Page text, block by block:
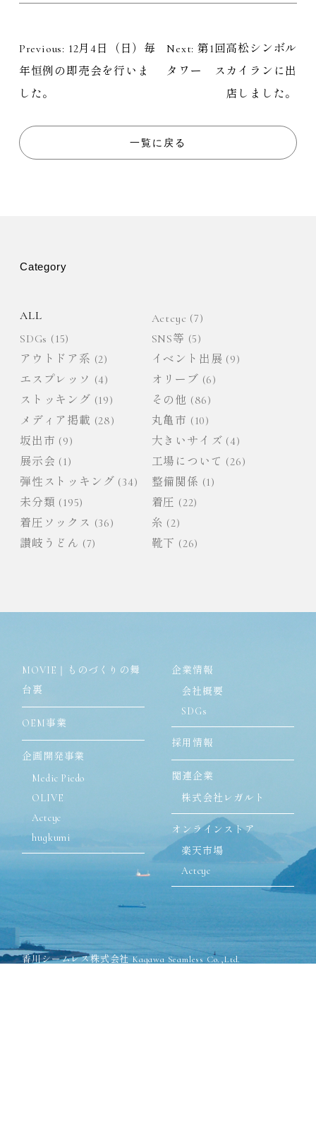
投
稿
ナ
ビ
ン
Previous: 12月4日（日）毎
年恒例の即売会を行いま
した。
Next: 第1回高松シンボル
タワー スカイランに出
店しました。
一覧に戻る
Category
ALL Actcyc (7)
SDGs (15) SNS等 (5)
アウトドア系 (2) イベント出展 (9)
エスプレッソ (4) オリーブ (6)
ストッキング (19) その他 (86)
メディア掲載 (28) 丸亀市 (10)
坂出市 (9) 大きいサイズ (4)
展示会 (1) 工場について (26)
弾性ストッキング (34) 整備関係 (1)
未分類 (195) 着圧 (22)
着圧ソックス (36) 糸 (2)
讃岐うどん (7) 靴下 (26)
香川シームレス株式会社 Kagawa Seamless Co.,Ltd.
MOVIE｜ものづくりの舞
台裏
OEM事業
企画開発事業
Medic Piedo
OLIVE
Actcyc
hugkumi
企業情報
会社概要
SDGs
採用情報
関連企業
株式会社レガルト
オンラインストア
楽天市場
Actcyc